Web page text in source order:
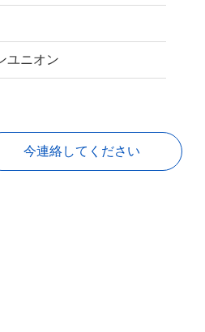
ユニオン
今連絡してください